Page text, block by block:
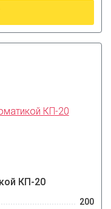
КП-20
200